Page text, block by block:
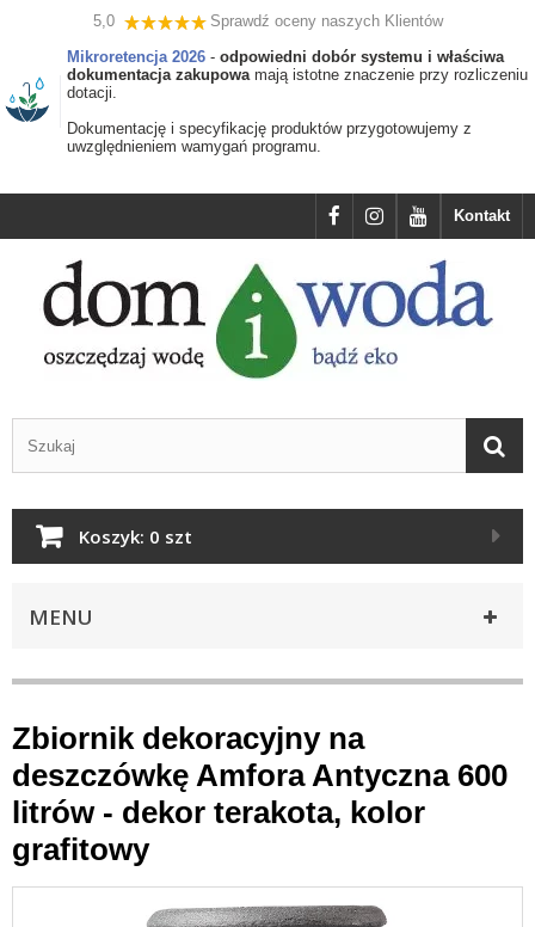
5,0
Sprawdź oceny naszych Klientów
Mikroretencja 2026 - odpowiedni dobór systemu i właściwa
dokumentacja zakupowamają istotne znaczenie przy rozliczeniu
dotacji.
Dokumentację i specyfikację produktów przygotowujemy z
uwzględnieniem wamygań programu.
Kontakt
Koszyk: 0 szt
MENU
Zbiornik dekoracyjny na
deszczówkę Amfora Antyczna 600
litrów - dekor terakota, kolor
grafitowy